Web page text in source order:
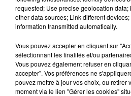
d'action de prévention
dossier sera présenté dans
juin aux services de l’État.
2025, des travaux
ruissellement et prévenir
requested; Use precise geolocation
other data sources; Link different
information transmitted automatically.
Vous pouvez accepter en cliquant sur
sélectionnant les finalités et/ou
Vous pouvez également refuser en
accepter". Vos préférences ne
pouvez mettre à jour vos choix, ou retirer
moment via le lien "Gérer les cookies"